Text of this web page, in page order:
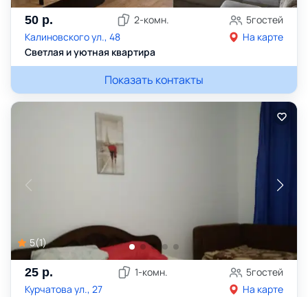
50 р. 2-комн. 5гостей
Калиновского ул., 48
На карте
Светлая и уютная квартира
Показать контакты
5(1)
25 р. 1-комн. 5гостей
Курчатова ул., 27
На карте